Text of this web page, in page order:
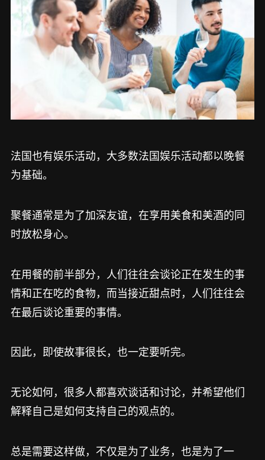
法国也有娱乐活动，大多数法国娱乐活动都以晚餐
为基础。
聚餐通常是为了加深友谊，在享用美食和美酒的同
时放松身心。
在用餐的前半部分，人们往往会谈论正在发生的事
情和正在吃的食物，而当接近甜点时，人们往往会
在最后谈论重要的事情。
因此，即使故事很长，也一定要听完。
无论如何，很多人都喜欢谈话和讨论，并希望他们
解释自己是如何支持自己的观点的。
总是需要这样做，不仅是为了业务，也是为了一